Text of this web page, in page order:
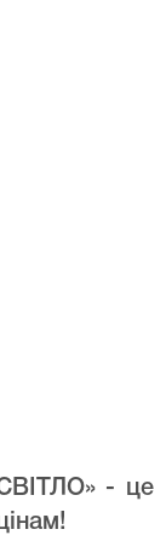
- це